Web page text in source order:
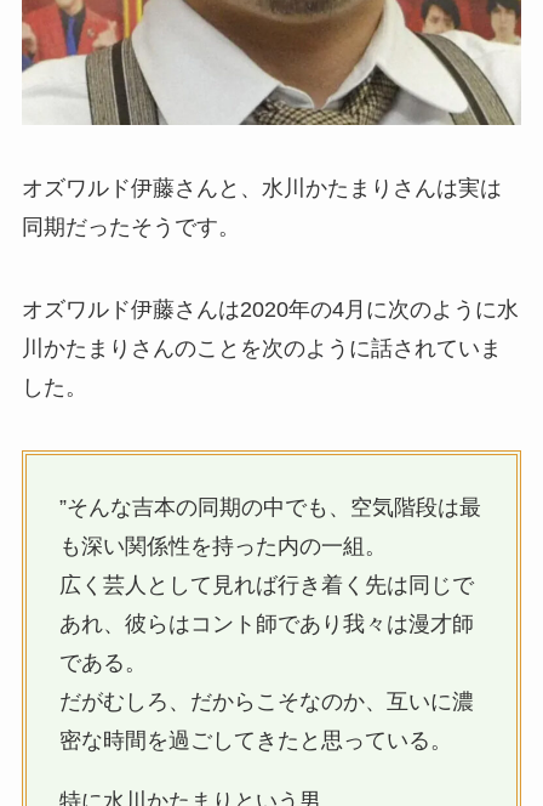
オズワルド伊藤さんと、水川かたまりさんは実は
同期だったそうです。
オズワルド伊藤さんは2020年の4月に次のように水
川かたまりさんのことを次のように話されていま
した。
”そんな吉本の同期の中でも、空気階段は最
も深い関係性を持った内の一組。
広く芸人として見れば行き着く先は同じで
あれ、彼らはコント師であり我々は漫才師
である。
だがむしろ、だからこそなのか、互いに濃
密な時間を過ごしてきたと思っている。
特に水川かたまりという男。